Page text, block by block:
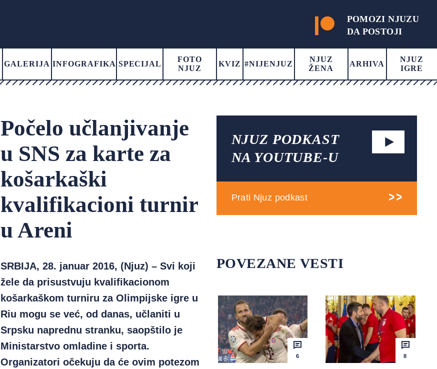
POMOZI NJUZU
DA POSTOJI
GALERIJA INFOGRAFIKA SPECIJAL
FOTO
NJUZ
KVIZ #NIJENJUZ
NJUZ
ŽENA
ARHIVA
NJUZ
IGRE
Počelo učlanjivanje
u SNS za karte za
košarkaški
kvalifikacioni turnir
u Areni
SRBIJA, 28. januar 2016, (Njuz) – Svi koji
žele da prisustvuju kvalifikacionom
košarkaškom turniru za Olimpijske igre u
Riu mogu se već, od danas, učlaniti u
Srpsku naprednu stranku, saopštilo je
Ministarstvo omladine i sporta.
Organizatori očekuju da će ovim potezom
NJUZ PODKAST
NA YOUTUBE-U
Prati Njuz podkast
POVEZANE VESTI
6 8